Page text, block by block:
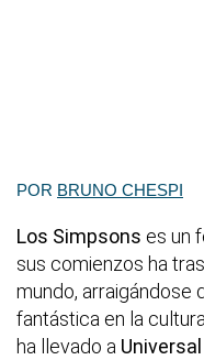
POR BRUNO CHESPI
Los Simpsons es un
sus comienzos ha
mundo, arraigándose
fantástica en la
ha llevado a